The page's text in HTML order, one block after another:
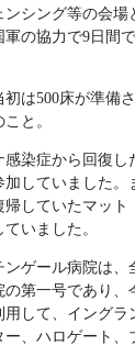
シング等の会場
の協力で9日間
初は500床が準備
と。
感染症から回復
加していました。
帰していたマット
いました。
ンゲール病院は
の第一号であり
用して、イング
ー、ハロゲート